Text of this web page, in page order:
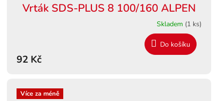
Vrták SDS-PLUS 8 100/160 ALPEN
Skladem (1 ks)
92 Kč
Do košíku
Více za méně